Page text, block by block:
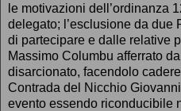
le motivazioni dell’ordinanza
delegato; l’esclusione da due
di partecipare e dalle relative
Massimo Columbu afferrato
disarcionato, facendolo
Contrada del Nicchio
evento essendo riconducibile